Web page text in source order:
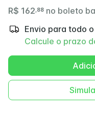
R$ 162 88 no boleto
Envio para todo
Calcule o prazo